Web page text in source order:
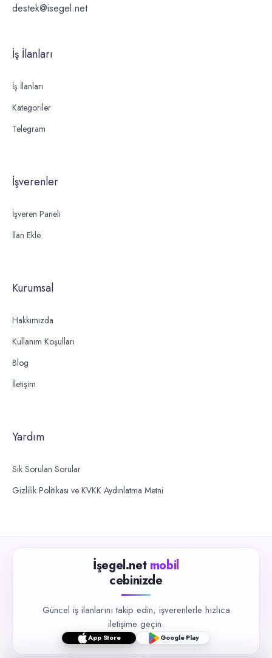
destek@isegel.net
İş İlanları
İş İlanları
Kategoriler
Telegram
İşverenler
İşveren Paneli
İlan Ekle
Kurumsal
Hakkımızda
Kullanım Koşulları
Blog
İletişim
Yardım
Sık Sorulan Sorular
Gizlilik Politikası ve KVKK Aydınlatma Metni
İşegel.net mobil
cebinizde
Güncel iş ilanlarını takip edin, işverenlerle hızlıca
iletişime geçin.
App Store Google Play